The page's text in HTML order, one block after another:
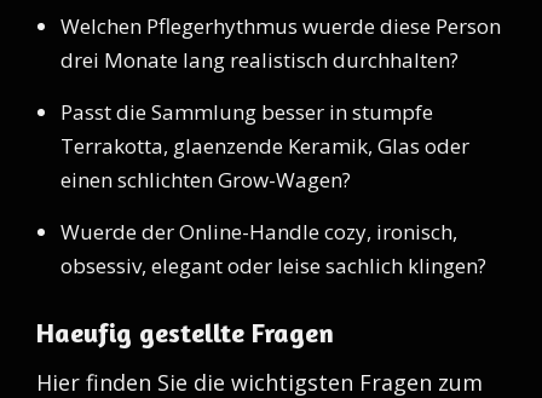
Welchen Pflegerhythmus wuerde diese Person
drei Monate lang realistisch durchhalten?
Passt die Sammlung besser in stumpfe
Terrakotta, glaenzende Keramik, Glas oder
einen schlichten Grow-Wagen?
Wuerde der Online-Handle cozy, ironisch,
obsessiv, elegant oder leise sachlich klingen?
Haeufig gestellte Fragen
Hier finden Sie die wichtigsten Fragen zum